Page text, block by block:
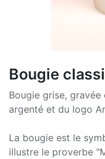
Bougie
Bougie grise,
argenté et du logo
La bougie est le
illustre le proverbe